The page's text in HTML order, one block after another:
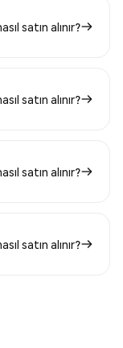
satın alınır?
satın alınır?
satın alınır?
satın alınır?